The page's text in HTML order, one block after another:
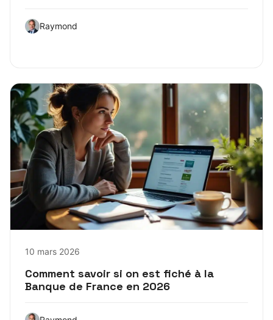
Raymond
10 mars 2026
Comment savoir si on est fiché à la
Banque de France en 2026